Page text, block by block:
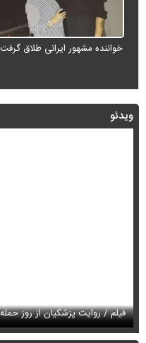
خواننده مشهور ایرانی طلاق گرفت
ویدئو
ملی